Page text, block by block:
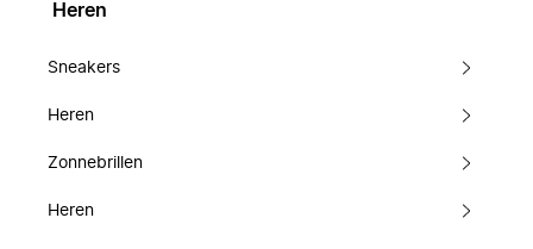
Heren
Sneakers
Heren
Zonnebrillen
Heren